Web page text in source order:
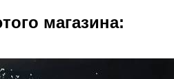
магазина: